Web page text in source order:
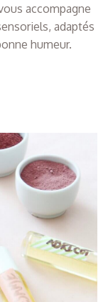
accompagne
adaptés
humeur.